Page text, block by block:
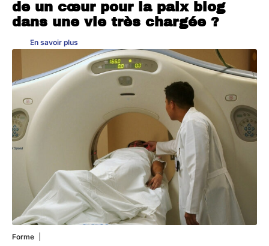
de un cœur pour la paix blog
dans une vie très chargée ?
En savoir plus
Forme